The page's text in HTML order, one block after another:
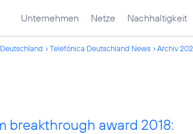
Unternehmen Netze Nachhaltigkeit
Telefónica Deutschland News Archiv
breakthrough award 2018: